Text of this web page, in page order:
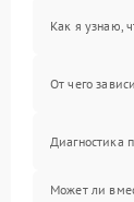
Как я узнаю,
От чего
Диагностика
Может ли